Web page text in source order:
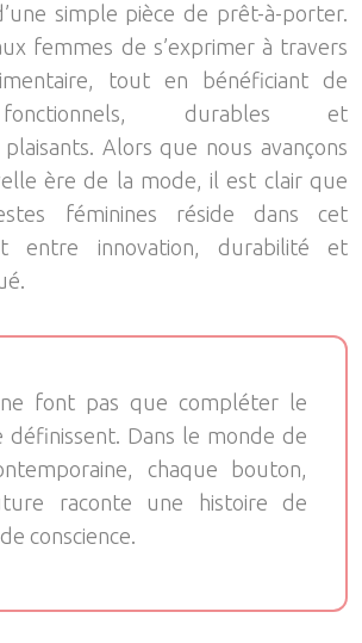
simple pièce de prêt-à-porter.
femmes de s’exprimer à travers
tout en bénéficiant de
durables et
Alors que nous avançons
ère de la mode, il est clair que
féminines réside dans cet
entre innovation, durabilité et
font pas que compléter le
définissent. Dans le monde de
chaque bouton,
raconte une histoire de
conscience.